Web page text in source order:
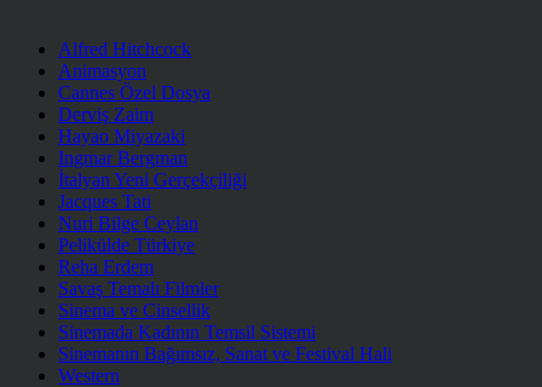
Alfred Hitchcock
Animasyon
Cannes Özel Dosya
Derviş Zaim
Hayao Miyazaki
Ingmar Bergman
İtalyan Yeni Gerçekçiliği
Jacques Tati
Nuri Bilge Ceylan
Pelikülde Türkiye
Reha Erdem
Savaş Temalı Filmler
Sinema ve Cinsellik
Sinemada Kadının Temsil Sistemi
Sinemanın Bağımsız, Sanat ve Festival Hali
Western